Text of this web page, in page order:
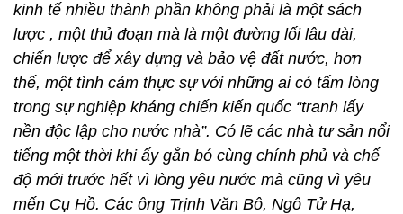
kinh tế nhiều thành phần không phải là một sách
lược , một thủ đoạn mà là một đường lối lâu dài,
chiến lược để xây dựng và bảo vệ đất nước, hơn
thế, một tình cảm thực sự với những ai có tấm lòng
trong sự nghiệp kháng chiến kiến quốc “tranh lấy
nền độc lập cho nước nhà”. Có lẽ các nhà tư sản nổi
tiếng một thời khi ấy gắn bó cùng chính phủ và chế
độ mới trước hết vì lòng yêu nước mà cũng vì yêu
mến Cụ Hồ. Các ông Trịnh Văn Bô, Ngô Tử Hạ,